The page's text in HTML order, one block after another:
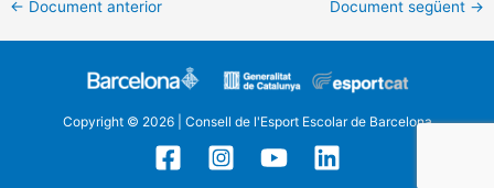
← Document anterior Document següent →
Copyright © 2026 | Consell de l'Esport Escolar de Barcelona